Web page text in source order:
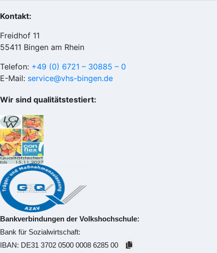
Kontakt:
Freidhof 11
55411 Bingen am Rhein
Telefon: +49 (0) 6721 – 30885 – 0
E-Mail: service@vhs-bingen.de
Wir sind qualitätstestiert:
Bankverbindungen der Volkshochschule:
Bank für Sozialwirtschaft:
IBAN: DE31 3702 0500 0008 6285 00